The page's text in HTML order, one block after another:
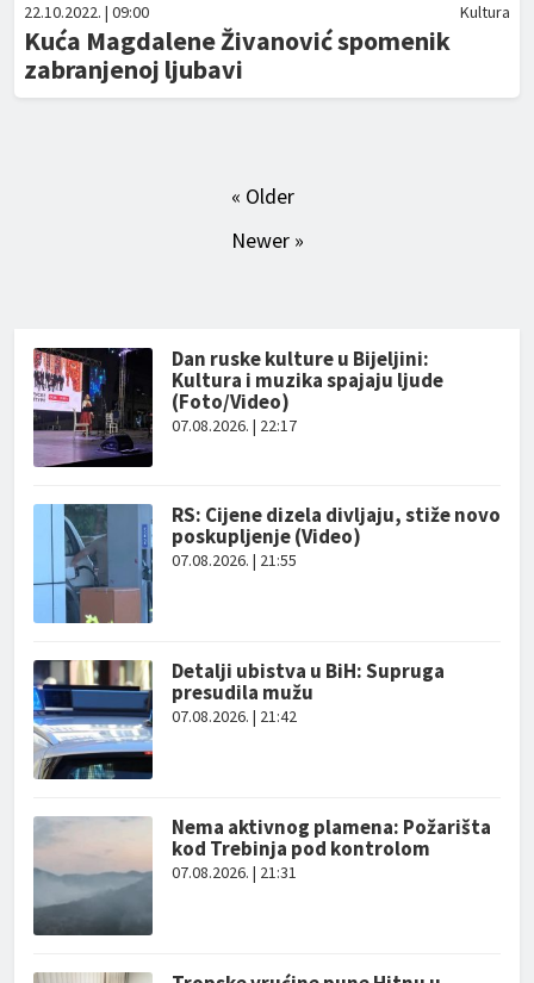
22.10.2022. | 09:00 Kultura
Kuća Magdalene Živanović spomenik
zabranjenoj ljubavi
« Older
Newer »
Dan ruske kulture u Bijeljini:
Kultura i muzika spajaju ljude
(Foto/Video)
07.08.2026. | 22:17
RS: Cijene dizela divljaju, stiže novo
poskupljenje (Video)
07.08.2026. | 21:55
Detalji ubistva u BiH: Supruga
presudila mužu
07.08.2026. | 21:42
Nema aktivnog plamena: Požarišta
kod Trebinja pod kontrolom
07.08.2026. | 21:31